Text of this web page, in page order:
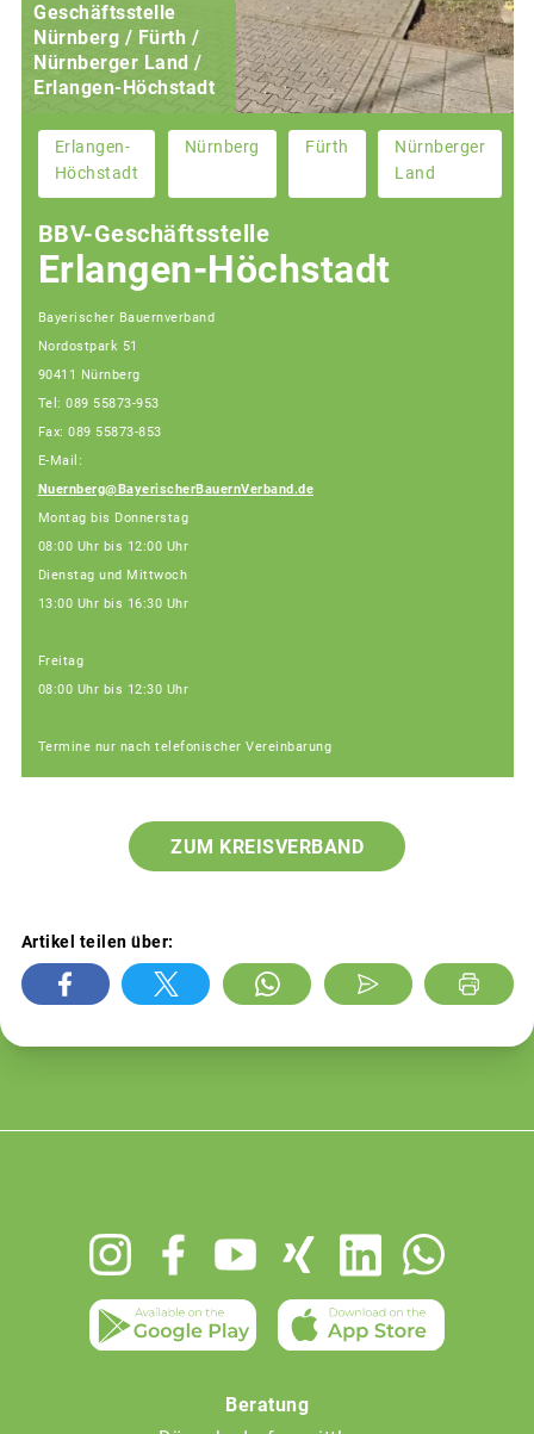
Geschäftsstelle
Nürnberg / Fürth /
Nürnberger Land /
Erlangen-Höchstadt
Erlangen-
Höchstadt
Nürnberg Fürth
Nürnberger
Land
BBV-Geschäftsstelle
Erlangen-Höchstadt
Bayerischer Bauernverband
Nordostpark 51
90411 Nürnberg
Tel: 089 55873-953
Fax: 089 55873-853
E-Mail:
Nuernberg@BayerischerBauernVerband.de
Montag bis Donnerstag
08:00 Uhr bis 12:00 Uhr
Dienstag und Mittwoch
13:00 Uhr bis 16:30 Uhr
Freitag
08:00 Uhr bis 12:30 Uhr
Termine nur nach telefonischer Vereinbarung
ZUM KREISVERBAND
Artikel teilen über:
Beratung